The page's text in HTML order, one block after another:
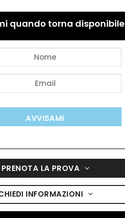
originale
era:
€690.00.
attuale
è:
€207.00.
quando torna disponibile
AVVISAMI
PRENOTA LA PROVA
INFORMAZIONI